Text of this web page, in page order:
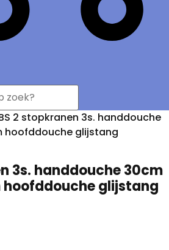
2 stopkranen 3s. handdouche
hoofddouche glijstang
3s. handdouche 30cm
glijstang